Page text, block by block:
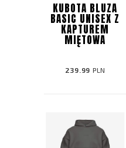
KUBOTA BLUZA
BASIC UNISEX Z
KAPTUREM
MIĘTOWA
239.99 PLN